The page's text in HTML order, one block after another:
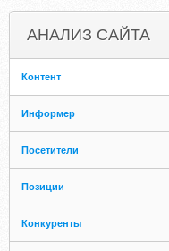
АНАЛИЗ САЙТА
Контент
Информер
Посетители
Позиции
Конкуренты